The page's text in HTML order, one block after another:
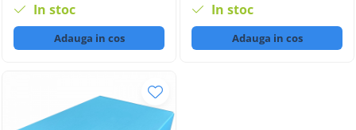
In stoc
Adauga in cos
In stoc
Adauga in cos